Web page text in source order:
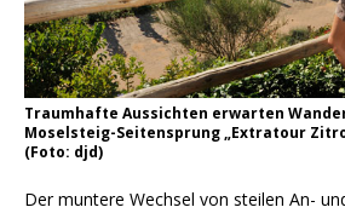
Traumhafte Aussichten erwarten
Moselsteig-Seitensprung „Extratour
(Foto: djd)
Der muntere Wechsel von steilen An-